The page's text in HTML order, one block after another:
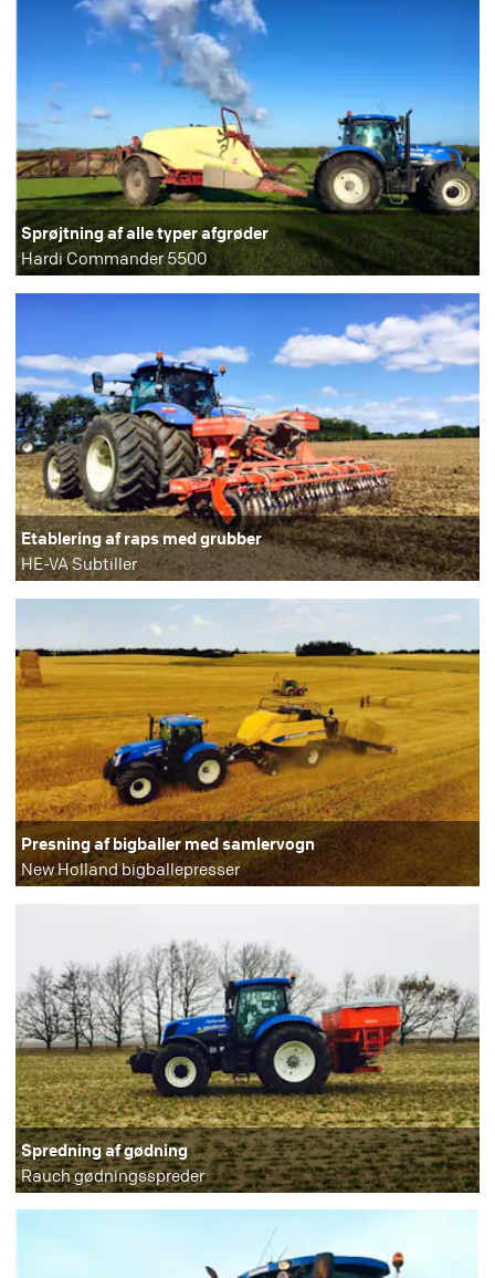
Sprøjtning af alle typer afgrøder
Hardi Commander 5500
Etablering af raps med grubber
HE-VA Subtiller
Presning af bigballer med samlervogn
New Holland bigballepresser
Spredning af gødning
Rauch gødningsspreder